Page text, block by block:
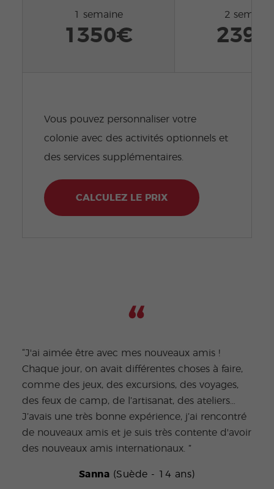
1 semaine
1350€
2
Vous pouvez personnaliser votre
colonie avec des activités optionnels et
des services supplémentaires.
CALCULEZ LE PRIX
“J'ai aimée être avec mes nouveaux amis !
Chaque jour, on avait différentes choses à faire,
comme des jeux, des excursions, des voyages,
des feux de camp, de l’artisanat, des ateliers…
J’avais une très bonne expérience, j’ai rencontré
de nouveaux amis et je suis très contente d'avoir
des nouveaux amis internationaux. ”
Sanna (Suède - 14 ans)